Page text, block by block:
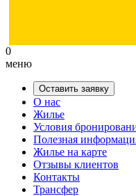
0
меню
Оставить заявку
О нас
Жилье
Условия
Полезная
Жилье на карте
Отзывы клиентов
Контакты
Трансфер